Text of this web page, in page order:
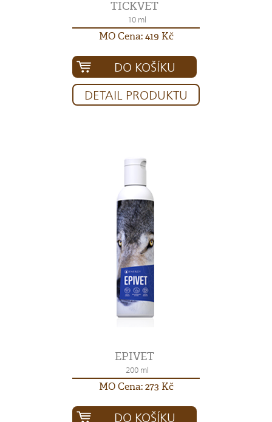
TICKVET
10 ml
MO Cena: 419 Kč
DO KOŠÍKU
DETAIL PRODUKTU
EPIVET
200 ml
MO Cena: 273 Kč
DO KOŠÍKU